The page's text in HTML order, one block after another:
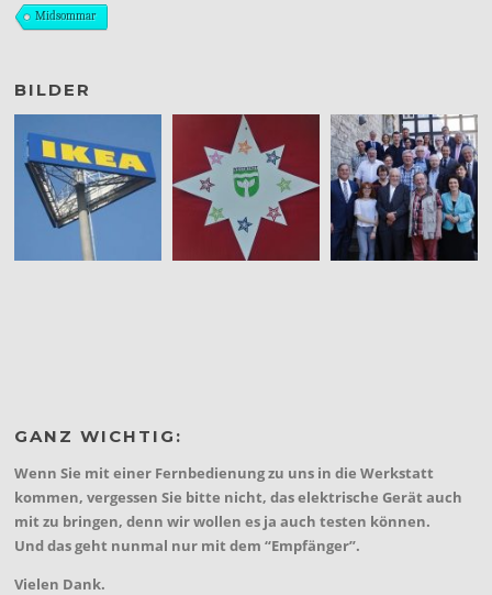
Midsommar
BILDER
GANZ WICHTIG:
Wenn Sie mit einer Fernbedienung zu uns in die Werkstatt
kommen, vergessen Sie bitte nicht, das elektrische Gerät auch
mit zu bringen, denn wir wollen es ja auch testen können.
Und das geht nunmal nur mit dem “Empfänger”.
Vielen Dank.